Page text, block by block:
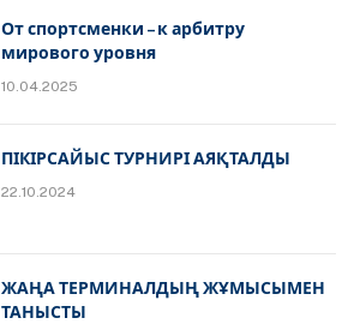
От спортсменки – к арбитру
мирового уровня
10.04.2025
ПІКІРСАЙЫС ТУРНИРІ АЯҚТАЛДЫ
22.10.2024
ЖАҢА ТЕРМИНАЛДЫҢ ЖҰМЫСЫМЕН
ТАНЫСТЫ